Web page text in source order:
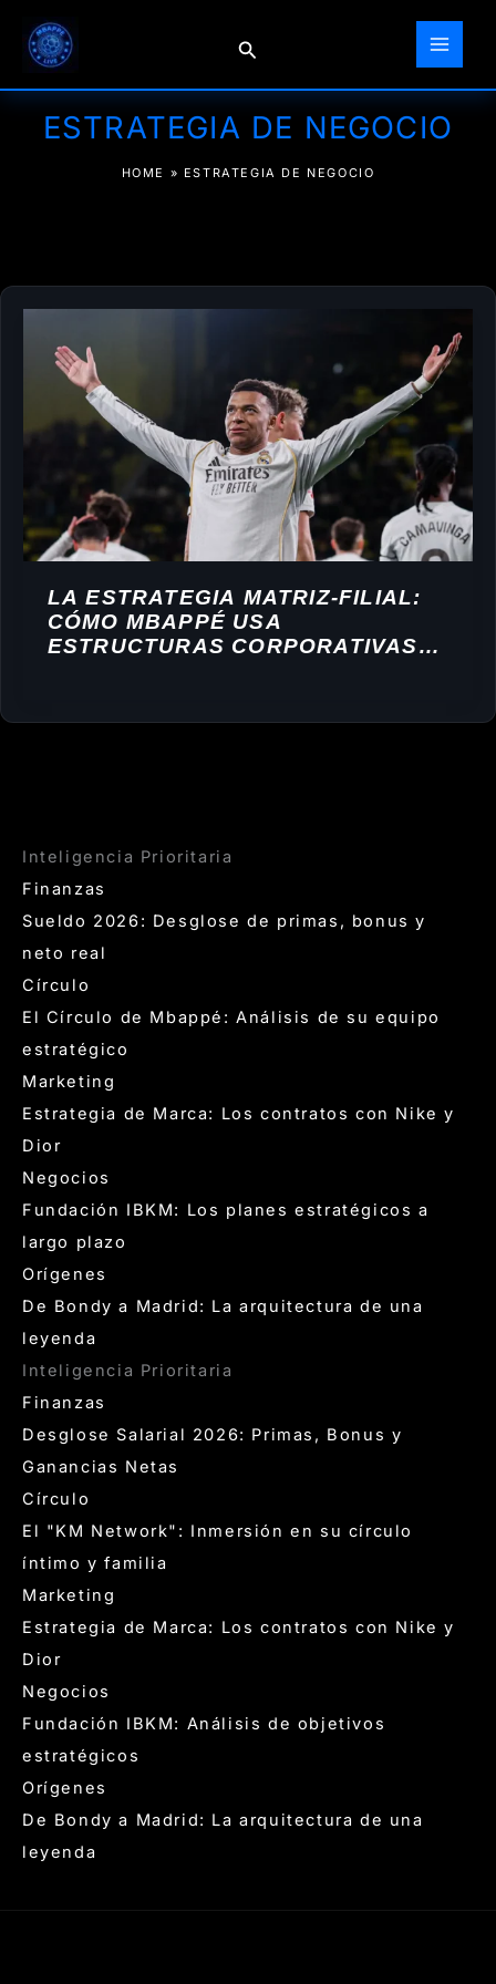
contenido
Buscar
ESTRATEGIA DE NEGOCIO
HOME » ESTRATEGIA DE NEGOCIO
LA ESTRATEGIA MATRIZ-FILIAL:
CÓMO MBAPPÉ USA
ESTRUCTURAS CORPORATIVAS
Inteligencia Prioritaria
Finanzas
Sueldo 2026: Desglose de primas, bonus y
neto real
Círculo
El Círculo de Mbappé: Análisis de su equipo
estratégico
Marketing
Estrategia de Marca: Los contratos con Nike y
Dior
Negocios
Fundación IBKM: Los planes estratégicos a
largo plazo
Orígenes
De Bondy a Madrid: La arquitectura de una
leyenda
Inteligencia Prioritaria
Finanzas
Desglose Salarial 2026: Primas, Bonus y
Ganancias Netas
Círculo
El "KM Network": Inmersión en su círculo
íntimo y familia
Marketing
Estrategia de Marca: Los contratos con Nike y
Dior
Negocios
Fundación IBKM: Análisis de objetivos
estratégicos
Orígenes
De Bondy a Madrid: La arquitectura de una
leyenda